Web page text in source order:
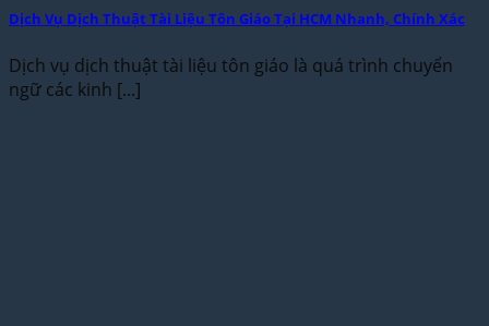
Dịch Vụ Dịch Thuật Tài Liệu Tôn Giáo Tại HCM Nhanh, Chính Xác
Dịch vụ dịch thuật tài liệu tôn giáo là quá trình chuyển
ngữ các kinh [...]